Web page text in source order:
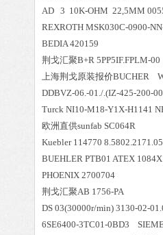
AD 3 10K-OHM 22,5MM
REXROTH MSK030C-0900-
BEDIA 420159
荆戈汇聚B+R 5PP5IF.FPLM-00
上海荆戈原装报价BUCHER
DDBVZ-06.-01./.(IZ-425-200-
Turck NI10-M18-Y1X-H1141
欧洲直供sunfab SC064R
Kuebler 114770
BUEHLER PTB01 ATEX 1084X
PHOENIX 2700704
荆戈汇聚AB 1756-PA
DS 03(30000r/min) 3130-02-
6SE6400-3TC01-0BD3